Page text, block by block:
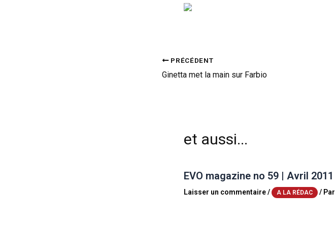
PRÉCÉDENT
Ginetta met la main sur Farbio
et aussi...
EVO magazine no 59 | Avril 2011
Laisser un commentaire/ A LA RÉDAC / Par